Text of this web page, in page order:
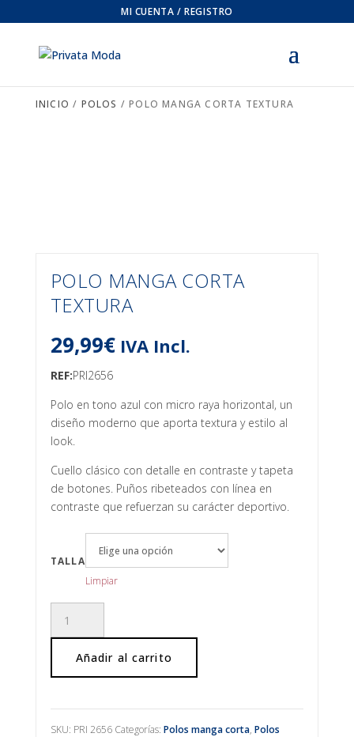
MI CUENTA / REGISTRO
INICIO / POLOS / POLO MANGA CORTA TEXTURA
POLO MANGA CORTA
TEXTURA
29,99€ IVA Incl.
REF:PRI2656
Polo en tono azul con micro raya horizontal, un
diseño moderno que aporta textura y estilo al
look.
Cuello clásico con detalle en contraste y tapeta
de botones. Puños ribeteados con línea en
contraste que refuerzan su carácter deportivo.
TALLA
Limpiar
MANGA
TEXTURA
Añadir al carrito
SKU: PRI 2656 Categorías: Polos manga corta, Polos